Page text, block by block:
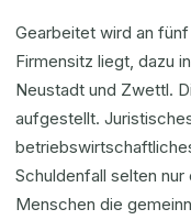
Gearbeitet wird an
Firmensitz liegt, dazu
Neustadt und Zwettl.
aufgestellt.
Schuldenfall selten
Menschen die